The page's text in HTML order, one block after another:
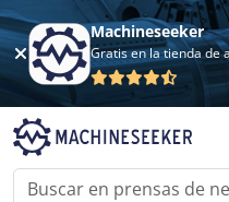
Machineseeker